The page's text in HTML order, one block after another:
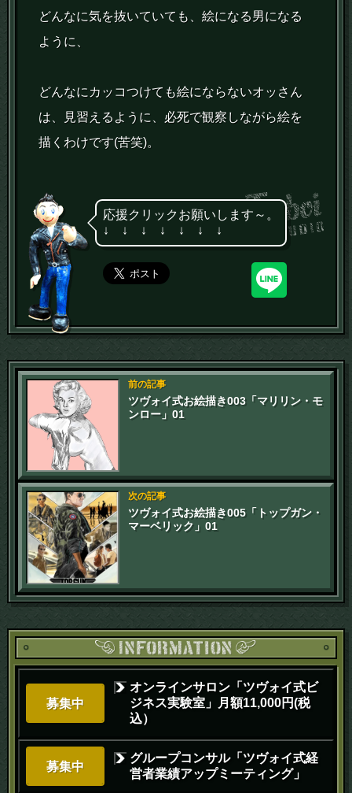
どんなに気を抜いていても、絵になる男になる
ように、
どんなにカッコつけても絵にならないオッさん
は、見習えるように、必死で観察しながら絵を
描くわけです(苦笑)。
応援クリックお願いします～。
↓ ↓ ↓ ↓ ↓ ↓ ↓
前の記事
ツヴォイ式お絵描き003「マリリン・モ
ンロー」01
次の記事
ツヴォイ式お絵描き005「トップガン・
マーベリック」01
募集中
オンラインサロン「ツヴォイ式ビ
ジネス実験室」月額11,000円(税
込）
募集中
グループコンサル「ツヴォイ式経
営者業績アップミーティング」